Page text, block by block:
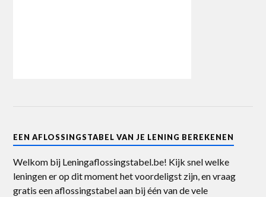
EEN AFLOSSINGSTABEL VAN JE LENING BEREKENEN
Welkom bij Leningaflossingstabel.be! Kijk snel welke
leningen er op dit moment het voordeligst zijn, en vraag
gratis een aflossingstabel aan bij één van de vele